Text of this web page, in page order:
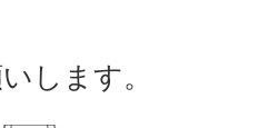
します。